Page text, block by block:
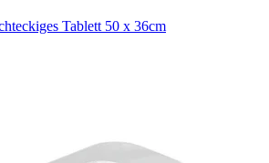
Tablett 50 x 36cm